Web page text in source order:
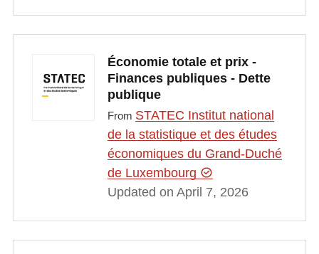
Économie totale et prix -
Finances publiques - Dette
publique
From STATEC Institut national
de la statistique et des études
économiques du Grand-Duché
de Luxembourg
Updated on April 7, 2026